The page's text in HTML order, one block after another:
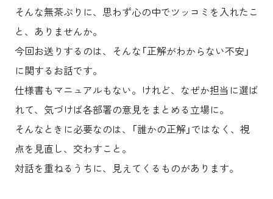
乃村工藝社の最新ニュースをお届けしております
乃村工藝社の実績紹介を中心に発信しております
空間づくりのプロセスをお届けしております
そんな無茶ぶりに、思わず心の中でツッコミを入れたこ
と、ありませんか。
今回お送りするのは、そんな「正解がわからない不安」
に関するお話です。
仕様書もマニュアルもない。けれど、なぜか担当に選ば
れて、気づけば各部署の意見をまとめる立場に。
そんなときに必要なのは、「誰かの正解」ではなく、視
点を見直し、交わすこと。
対話を重ねるうちに、見えてくるものがあります。